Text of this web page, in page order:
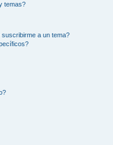
temas?
a un tema?